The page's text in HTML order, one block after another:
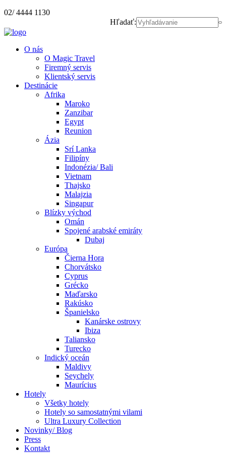
02/ 4444 1130
Hľadať:
O nás
O Magic Travel
Firemný servis
Klientský servis
Destinácie
Afrika
Maroko
Zanzibar
Egypt
Reunion
Ázia
Srí Lanka
Filipíny
Indonézia/ Bali
Vietnam
Thajsko
Malajzia
Singapur
Blízky východ
Omán
Spojené arabské emiráty
Dubaj
Európa
Čierna Hora
Chorvátsko
Cyprus
Grécko
Maďarsko
Rakúsko
Španielsko
Kanárske ostrovy
Ibiza
Taliansko
Turecko
Indický oceán
Maldivy
Seychely
Maurícius
Hotely
Všetky hotely
Hotely so samostatnými vilami
Ultra Luxury Collection
Novinky/ Blog
Press
Kontakt